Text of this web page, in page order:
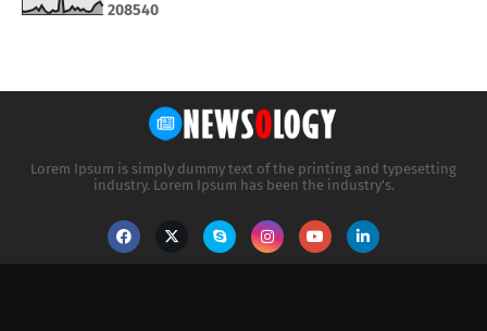
208540
Lorem Ipsum is simply dummy text of the printing and typesetting
industry. Lorem Ipsum has been the industry's.